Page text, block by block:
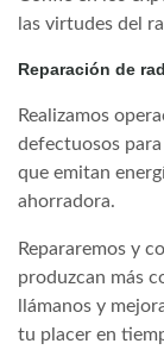
las virtudes del
Reparación de
Realizamos
defectuosos
que emitan
ahorradora.
Repararemos y
produzcan más
llámanos y
tu placer en